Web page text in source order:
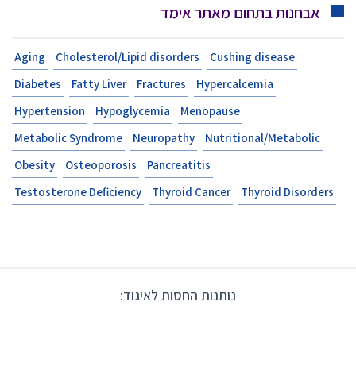
אבחנות בתחום מאתר אימד
Aging Cholesterol/Lipid disorders
Cushing disease
Diabetes
Fatty Liver Fractures
Hypercalcemia
Hypertension
Hypoglycemia
Menopause
Metabolic Syndrome
Neuropathy
Nutritional/Metabolic
Obesity
Osteoporosis
Pancreatitis
Testosterone Deficiency
Thyroid Cancer Thyroid Disorders
נותנות החסות לאיגוד: